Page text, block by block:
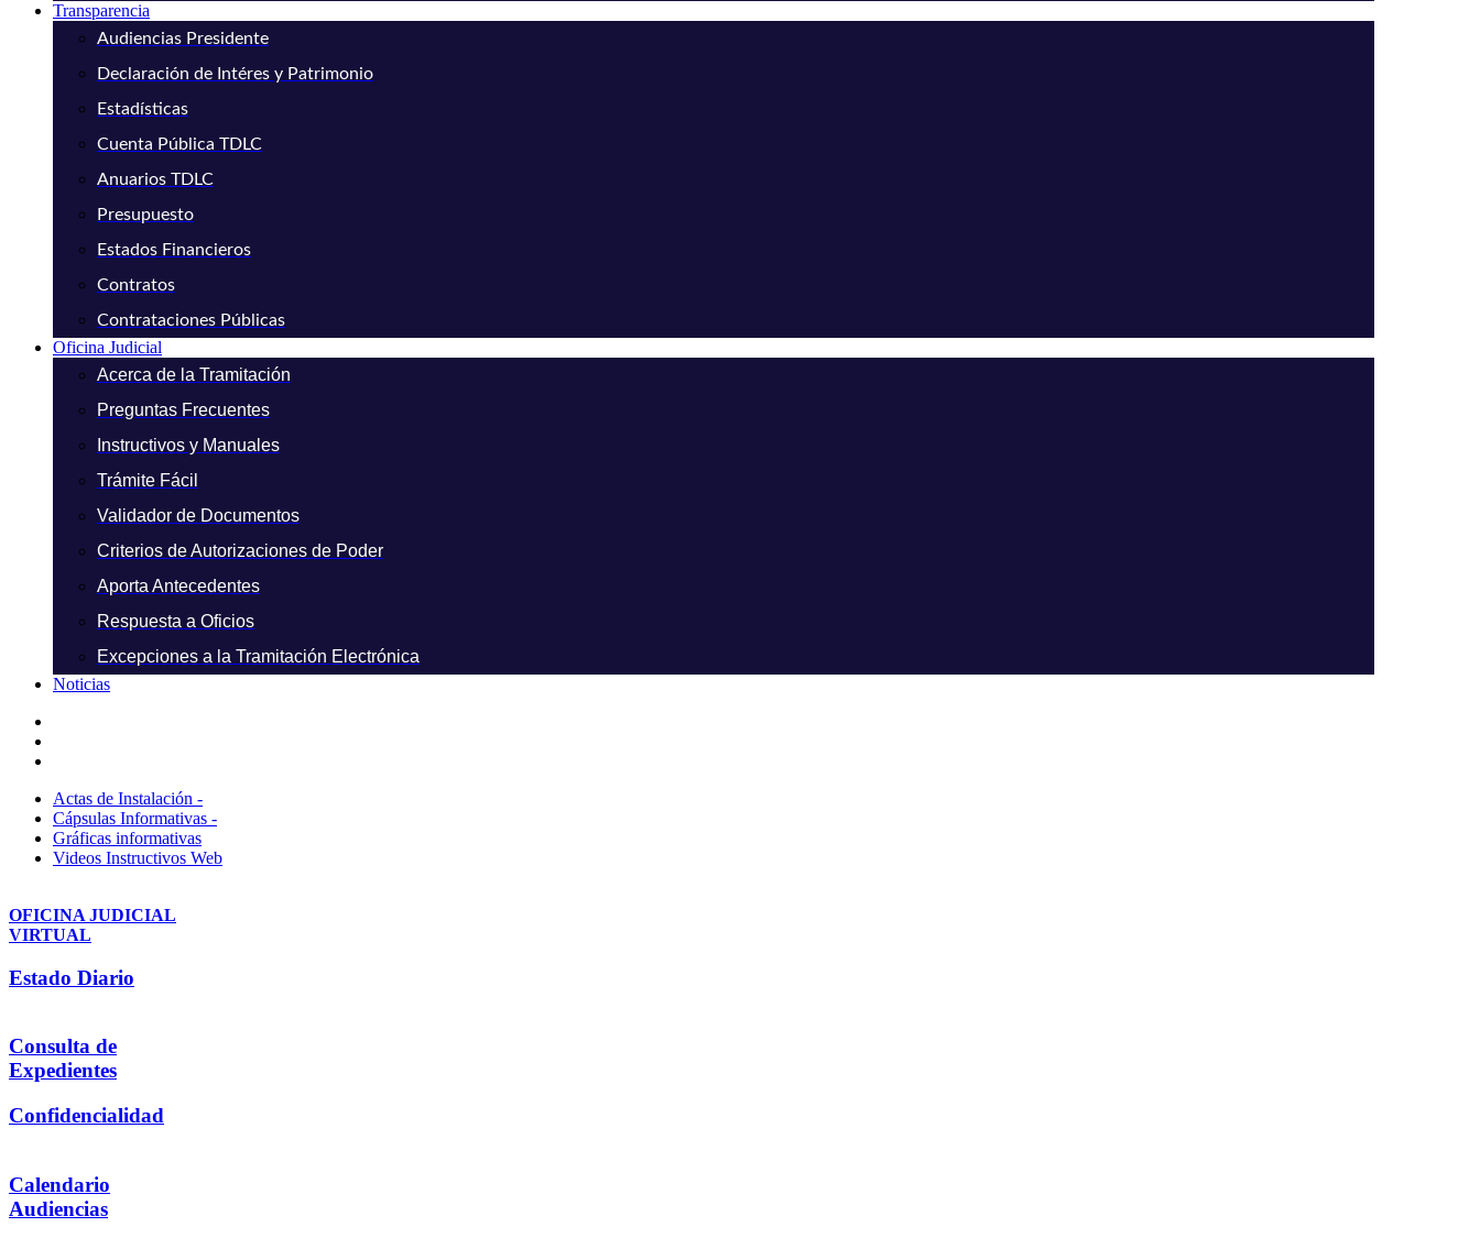
Transparencia
Audiencias Presidente
Declaración de Intéres y Patrimonio
Estadísticas
Cuenta Pública TDLC
Anuarios TDLC
Presupuesto
Estados Financieros
Contratos
Contrataciones Públicas
Oficina Judicial
Acerca de la Tramitación
Preguntas Frecuentes
Instructivos y Manuales
Trámite Fácil
Validador de Documentos
Criterios de Autorizaciones de Poder
Aporta Antecedentes
Respuesta a Oficios
Excepciones a la Tramitación Electrónica
Noticias
Actas de Instalación -
Cápsulas Informativas -
Gráficas informativas
Videos Instructivos Web
OFICINA JUDICIAL
VIRTUAL
Estado Diario
Consulta de
Expedientes
Confidencialidad
Calendario
Audiencias